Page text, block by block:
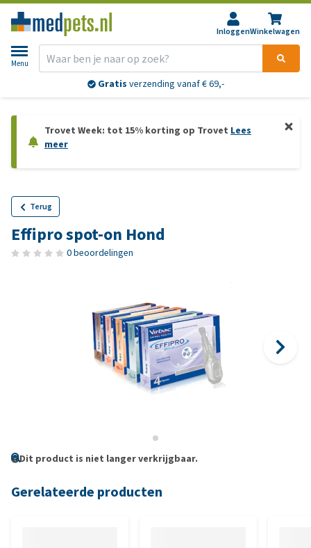
InloggenWinkelwagen
Menu
Gratis verzending vanaf € 69,-
Trovet Week: tot 15% korting op Trovet Lees
meer
Terug
Effipro spot-on Hond
0 beoordelingen
Dit product is niet langer verkrijgbaar.
Gerelateerde producten